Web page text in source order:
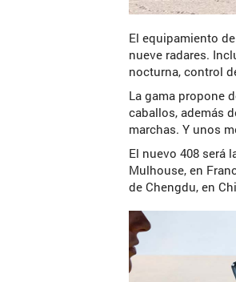
El equipamiento
nueve radares.
nocturna, control
La gama propone
caballos, además
marchas. Y unos
El nuevo 408 será
Mulhouse, en
de Chengdu, en